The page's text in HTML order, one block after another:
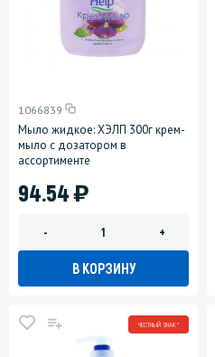
1066839
Мыло жидкое: ХЭЛП 300г крем-
мыло с дозатором в
ассортименте
94.54)
- +
В КОРЗИНУ
ЧЕСТНЫЙ ЗНАК *